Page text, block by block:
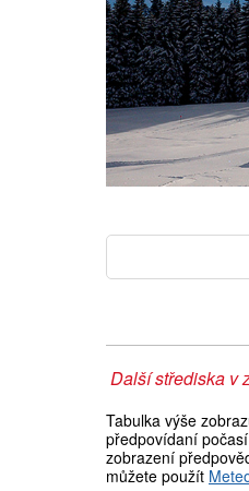
Další střediska v
Tabulka výše
předpovídaní
zobrazení
můžete použít